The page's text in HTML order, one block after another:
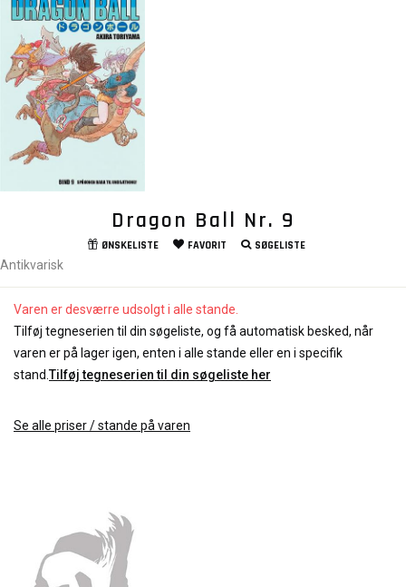
Dragon Ball Nr. 9
ØNSKELISTE FAVORIT SØGELISTE
Antikvarisk
Varen er desværre udsolgt i alle stande.
Tilføj tegneserien til din søgeliste, og få automatisk besked, når
varen er på lager igen, enten i alle stande eller en i specifik
stand. Tilføj tegneserien til din søgeliste her
Se alle priser / stande på varen